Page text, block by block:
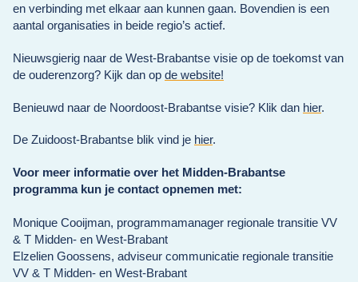
en verbinding met elkaar aan kunnen gaan. Bovendien is een
aantal organisaties in beide regio’s actief.
Nieuwsgierig naar de West-Brabantse visie op de toekomst van
de ouderenzorg? Kijk dan op de website!
Benieuwd naar de Noordoost-Brabantse visie? Klik dan hier.
De Zuidoost-Brabantse blik vind je hier.
Voor meer informatie over het Midden-Brabantse
programma kun je contact opnemen met:
Monique Cooijman, programmamanager regionale transitie VV
& T Midden- en West-Brabant
Elzelien Goossens, adviseur communicatie regionale transitie
VV & T Midden- en West-Brabant